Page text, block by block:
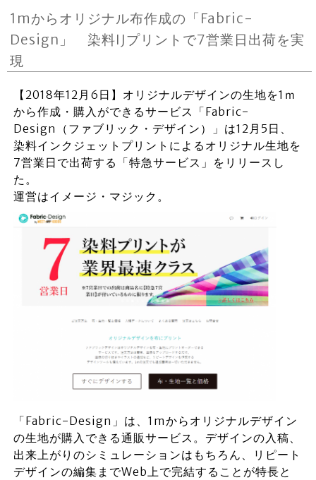
1mからオリジナル布作成の「Fabric-
Design」 染料IJプリントで7営業日出荷を実
現
【2018年12月6日】オリジナルデザインの生地を1ｍ
から作成・購入ができるサービス「Fabric-
Design（ファブリック・デザイン）」は12月5日、
染料インクジェットプリントによるオリジナル生地を
7営業日で出荷する「特急サービス」をリリースし
た。
運営はイメージ・マジック。
「Fabric-Design」は、1mからオリジナルデザイン
の生地が購入できる通販サービス。デザインの入稿、
出来上がりのシミュレーションはもちろん、リピート
デザインの編集までWeb上で完結することが特長と